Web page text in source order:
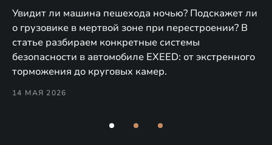
Увидит ли машина пешехода ночью? Подскажет ли
о грузовике в мертвой зоне при перестроении? В
статье разбираем конкретные системы
безопасности в автомобиле EXEED: от экстренного
торможения до круговых камер.
14 МАЯ 2026